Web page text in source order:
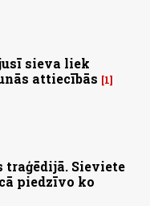
sieva liek
attiecībās
1
traģēdijā. Sieviete
piedzīvo ko